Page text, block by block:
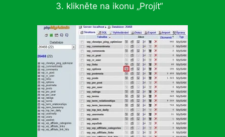
klikněte na ikonu „Projít“